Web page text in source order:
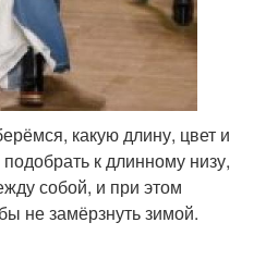
какую длину, цвет и
к длинному низу,
собой, и при этом
не замёрзнуть зимой.